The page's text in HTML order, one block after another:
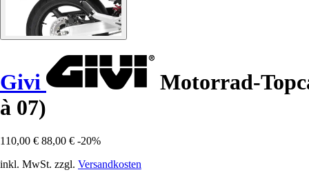
Givi
Motorrad-
à 07)
110,00 € 88,00 € -20%
inkl. MwSt. zzgl. Versandkosten